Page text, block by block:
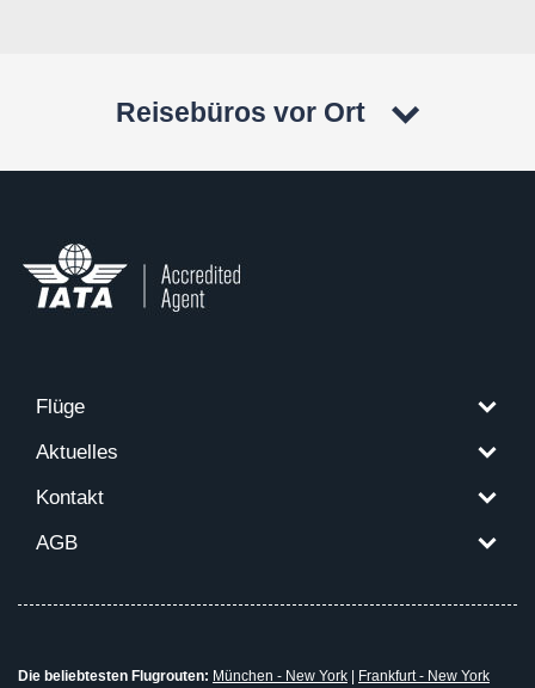
Reisebüros vor Ort
Flüge
Aktuelles
Kontakt
AGB
Die beliebtesten Flugrouten: München - New York
Frankfurt - New York